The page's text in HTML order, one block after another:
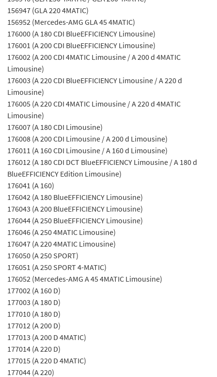
156947 (GLA 220 4MATIC)
156952 (Mercedes-AMG GLA 45 4MATIC)
176000 (A 180 CDI BlueEFFICIENCY Limousine)
176001 (A 200 CDI BlueEFFICIENCY Limousine)
176002 (A 200 CDI 4MATIC Limousine / A 200 d 4MATIC
Limousine)
176003 (A 220 CDI BlueEFFICIENCY Limousine / A 220 d
Limousine)
176005 (A 220 CDI 4MATIC Limousine / A 220 d 4MATIC
Limousine)
176007 (A 180 CDI Limousine)
176008 (A 200 CDI Limousine / A 200 d Limousine)
176011 (A 160 CDI Limousine / A 160 d Limousine)
176012 (A 180 CDI DCT BlueEFFICIENCY Limousine / A 180 d
BlueEFFICIENCY Edition Limousine)
176041 (A 160)
176042 (A 180 BlueEFFICIENCY Limousine)
176043 (A 200 BlueEFFICIENCY Limousine)
176044 (A 250 BlueEFFICIENCY Limousine)
176046 (A 250 4MATIC Limousine)
176047 (A 220 4MATIC Limousine)
176050 (A 250 SPORT)
176051 (A 250 SPORT 4-MATIC)
176052 (Mercedes-AMG A 45 4MATIC Limousine)
177002 (A 160 D)
177003 (A 180 D)
177010 (A 180 D)
177012 (A 200 D)
177013 (A 200 D 4MATIC)
177014 (A 220 D)
177015 (A 220 D 4MATIC)
177044 (A 220)